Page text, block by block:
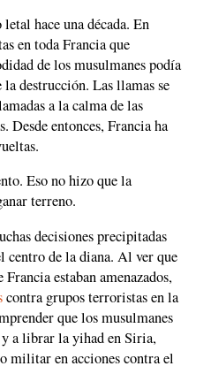
hace una década. En
en toda Francia que
de los musulmanes podía
destrucción. Las llamas se
a la calma de las
Desde entonces, Francia ha
Eso no hizo que la
terreno.
decisiones precipitadas
centro de la diana. Al ver que
estaban amenazados,
contra grupos terroristas en la
que los musulmanes
y a librar la yihad en Siria,
militar en acciones contra el